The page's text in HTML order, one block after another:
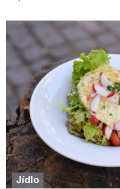
Jídlo